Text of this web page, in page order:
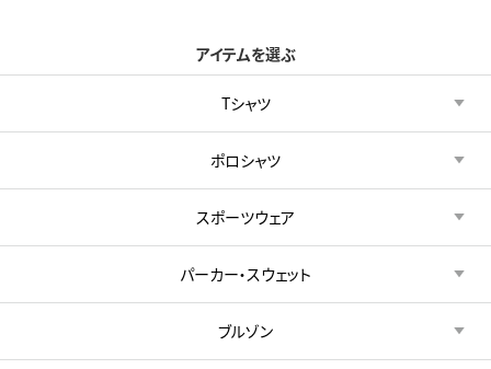
アイテムを選ぶ
Tシャツ
ポロシャツ
スポーツウェア
パーカー・スウェット
ブルゾン